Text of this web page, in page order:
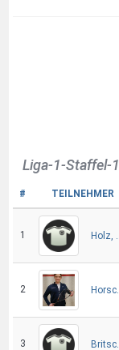
Liga-1-Staffel-1
# TEILNEHMER
1
2
3